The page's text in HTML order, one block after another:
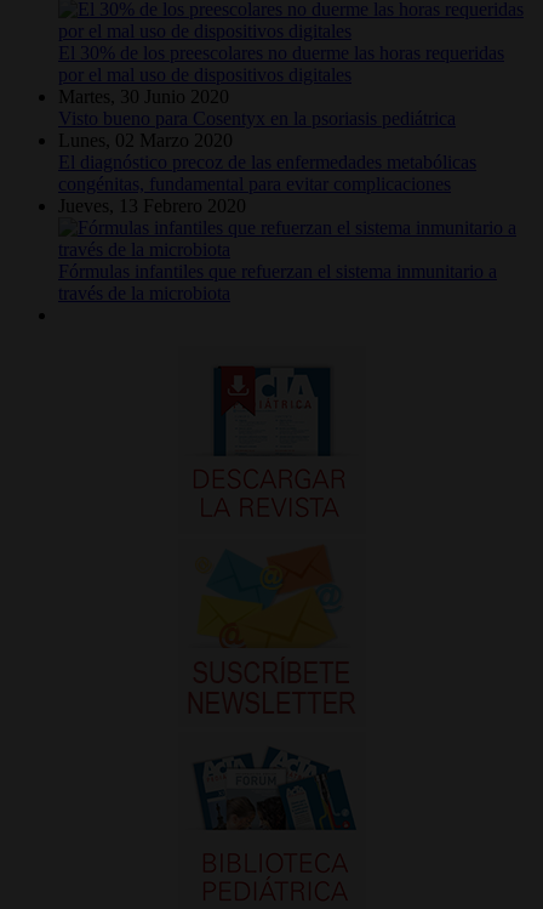
El 30% de los preescolares no duerme las horas requeridas
por el mal uso de dispositivos digitales
Martes, 30 Junio 2020
Visto bueno para Cosentyx en la psoriasis pediátrica
Lunes, 02 Marzo 2020
El diagnóstico precoz de las enfermedades metabólicas
congénitas, fundamental para evitar complicaciones
Jueves, 13 Febrero 2020
Fórmulas infantiles que refuerzan el sistema inmunitario a
través de la microbiota